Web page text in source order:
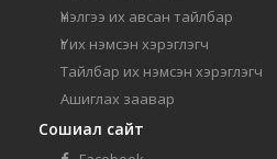
Үнэлгээ их авсан тайлбар
Үг их нэмсэн хэрэглэгч
Тайлбар их нэмсэн хэрэглэгч
Ашиглах заавар
Сошиал сайт